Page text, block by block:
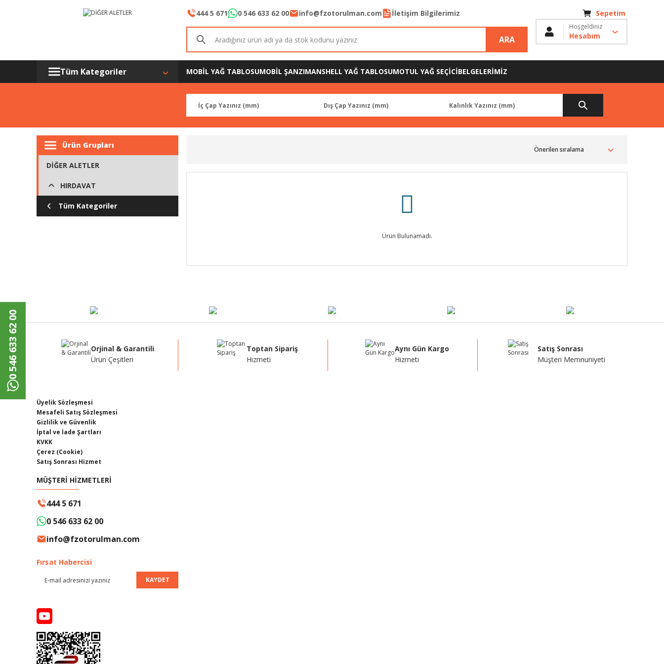
444 5 671 0 546 633 62 00 info@fzotorulman.com İletişim Bilgilerimiz
ARA
Sepetim
Hoşgeldiniz
Hesabım
Tüm Kategoriler MOBİL YAĞ TABLOSUMOBİL ŞANZIMANSHELL YAĞ TABLOSUMOTUL YAĞ SEÇİCİBELGELERİMİZ
Ürün Grupları
DİĞER ALETLER
HIRDAVAT
Tüm Kategoriler
Ürün Bulunamadı.
Orjinal & Garantili
Ürün Çeşitleri
Toptan Sipariş
Hizmeti
Aynı Gün Kargo
Hizmeti
Satış Sonrası
Müşteri Memnuniyeti
Üyelik Sözleşmesi
Mesafeli Satış Sözleşmesi
Gizlilik ve Güvenlik
İptal ve İade Şartları
KVKK
Çerez (Cookie)
Satış Sonrası Hizmet
MÜŞTERİ HİZMETLERİ
444 5 671
0 546 633 62 00
info@fzotorulman.com
Fırsat Habercisi
KAYDET
0 546 633 62 00